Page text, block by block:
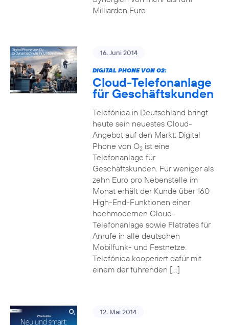
Milliarden Euro
16. Juni 2014
DIGITAL PHONE VON O2:
Cloud-Telefonanlage
für Geschäftskunden
Telefónica in Deutschland bringt
heute sein neuestes Cloud-
Angebot auf den Markt: Digital
Phone von O2ist eine
Telefonanlage für
Geschäftskunden. Für weniger als
zehn Euro pro Nebenstelle im
Monat erhält der Kunde über 160
High-End-Funktionen einer
hochmodernen Cloud-
Telefonanlage sowie Flatrates für
Anrufe in alle deutschen
Mobilfunk- und Festnetze.
Telefónica kooperiert dafür mit
einem der führenden […]
12. Mai 2014